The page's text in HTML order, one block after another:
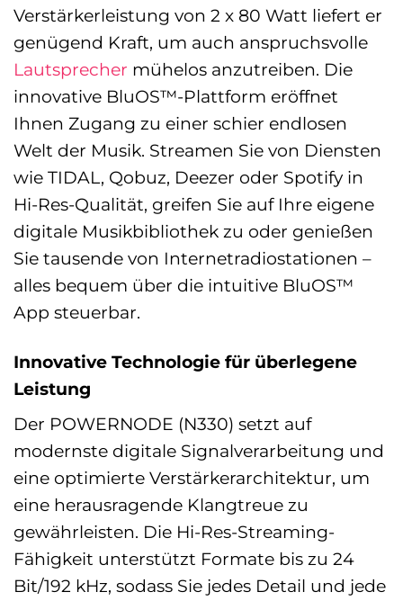
Verstärkerleistung von 2 x 80 Watt liefert er
genügend Kraft, um auch anspruchsvolle
Lautsprecher mühelos anzutreiben. Die
innovative BluOS™-Plattform eröffnet
Ihnen Zugang zu einer schier endlosen
Welt der Musik. Streamen Sie von Diensten
wie TIDAL, Qobuz, Deezer oder Spotify in
Hi-Res-Qualität, greifen Sie auf Ihre eigene
digitale Musikbibliothek zu oder genießen
Sie tausende von Internetradiostationen –
alles bequem über die intuitive BluOS™
App steuerbar.
Innovative Technologie für überlegene
Leistung
Der POWERNODE (N330) setzt auf
modernste digitale Signalverarbeitung und
eine optimierte Verstärkerarchitektur, um
eine herausragende Klangtreue zu
gewährleisten. Die Hi-Res-Streaming-
Fähigkeit unterstützt Formate bis zu 24
Bit/192 kHz, sodass Sie jedes Detail und jede